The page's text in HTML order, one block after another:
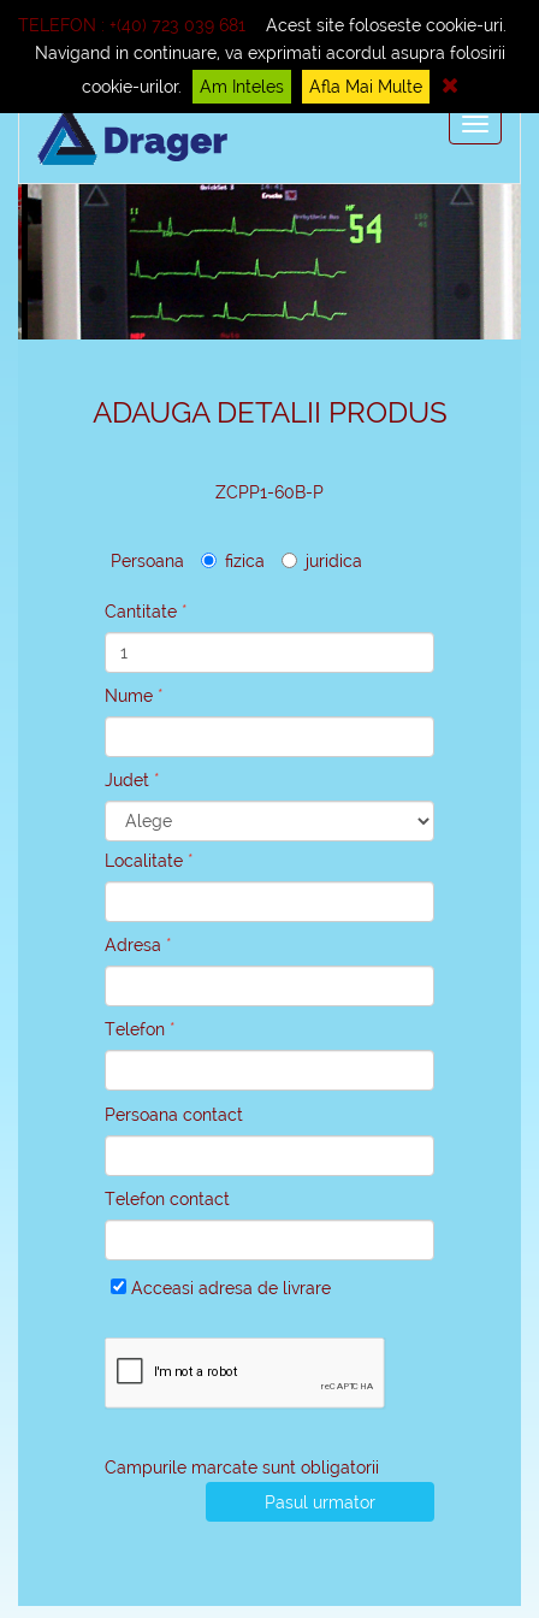
Telefon : +(40) 723 039 681 Cum cumpar?
Termeni si conditii
Toggle
ADAUGA DETALII PRODUS
ZCPP1-60B-P
Persoana fizica juridica
Cantitate
Nume
Judet
Localitate
Adresa
Telefon
Persoana contact
Telefon contact
Acceasi adresa de livrare
Campurile marcate sunt obligatorii
Pasul urmator
TELEFON : +(40) 723 039 681
Acest site foloseste cookie-uri.
Navigand in continuare, va exprimati acordul asupra folosirii
cookie-urilor.
Am Inteles Afla Mai Multe